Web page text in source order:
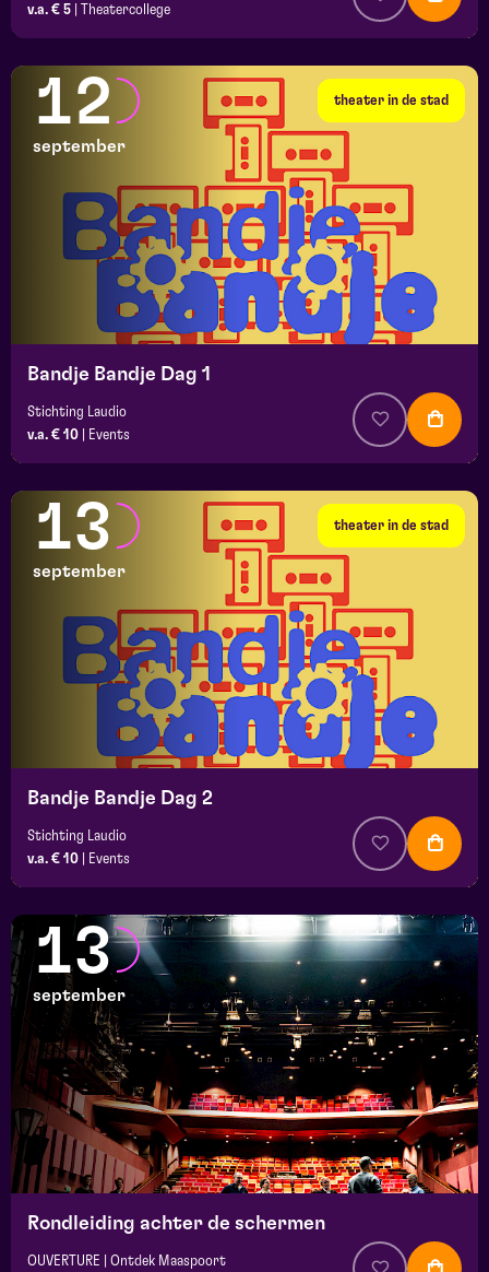
v.a. € 5
Theatercollege
theater in de stad
12
september
Bandje Bandje Dag 1
Stichting Laudio
v.a. € 10
Events
theater in de stad
13
september
Bandje Bandje Dag 2
Stichting Laudio
v.a. € 10
Events
13
september
Rondleiding achter de schermen
OUVERTURE | Ontdek Maaspoort